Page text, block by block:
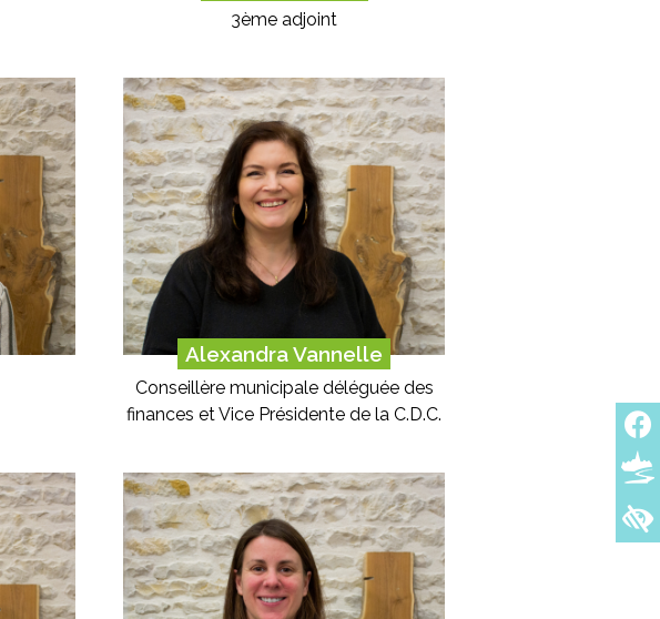
3ème adjoint
Alexandra Vannelle
Conseillère municipale déléguée des
finances et Vice Présidente de la C.D.C.